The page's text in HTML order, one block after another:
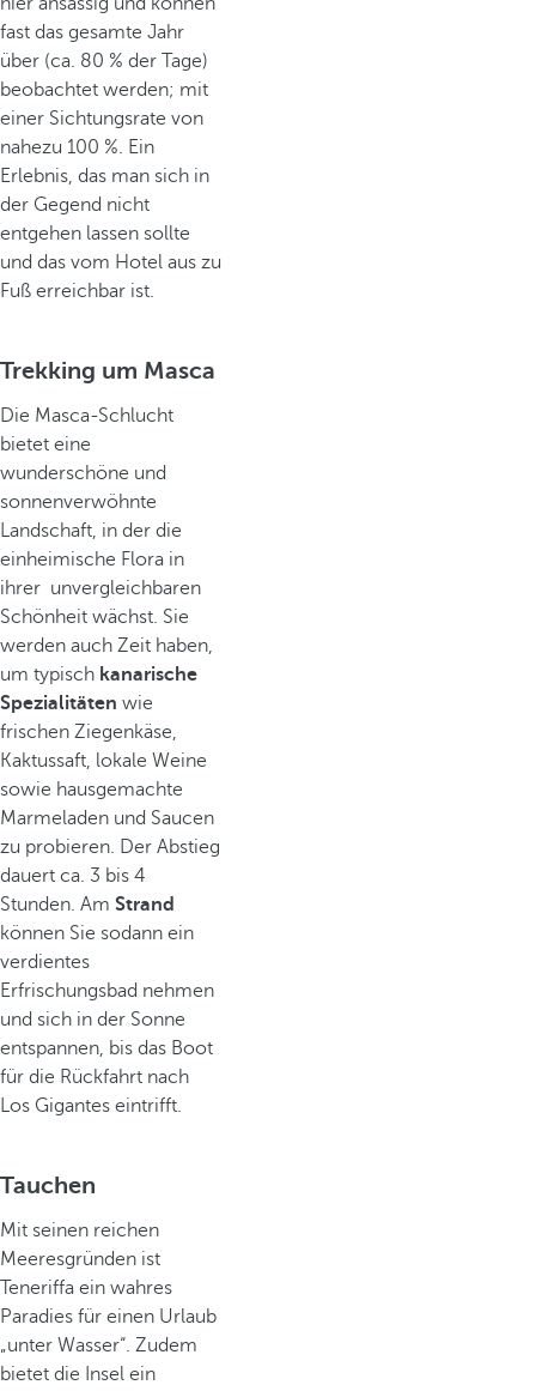
fast das gesamte Jahr
über (ca. 80 % der Tage)
beobachtet werden; mit
einer Sichtungsrate von
nahezu 100 %. Ein
Erlebnis, das man sich in
der Gegend nicht
entgehen lassen sollte
und das vom Hotel aus zu
Fuß erreichbar ist.
Trekking um Masca
Die Masca-Schlucht
bietet eine
wunderschöne und
sonnenverwöhnte
Landschaft, in der die
einheimische Flora in
ihrer unvergleichbaren
Schönheit wächst. Sie
werden auch Zeit haben,
um typisch kanarische
Spezialitäten wie
frischen Ziegenkäse,
Kaktussaft, lokale Weine
sowie hausgemachte
Marmeladen und Saucen
zu probieren. Der Abstieg
dauert ca. 3 bis 4
Stunden. Am Strand
können Sie sodann ein
verdientes
Erfrischungsbad nehmen
und sich in der Sonne
entspannen, bis das Boot
für die Rückfahrt nach
Los Gigantes eintrifft.
Tauchen
Mit seinen reichen
Meeresgründen ist
Teneriffa ein wahres
Paradies für einen Urlaub
„unter Wasser“. Zudem
bietet die Insel ein